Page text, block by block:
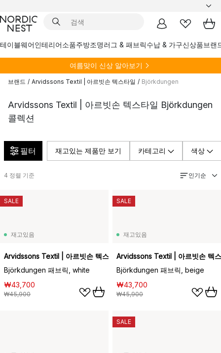
테이블웨어인테리어소품주방조명러그 & 패브릭수납 & 가구신상품브랜
여름맞이 신상 알아보기
브랜드 / Arvidssons Textil | 아르빗손 텍스타일 / Björkdungen
Arvidssons Textil | 아르빗손 텍스타일 Björkdungen
콜렉션
필터 재고있는 제품만 보기 카테고리 색상
4 정렬 기준 인기순
재고있음
Arvidssons Textil | 아르빗손 텍스타일
Björkdungen 패브릭, white
₩43,700
₩45,900
SALE
재고있음
Arvidssons Textil | 아르빗손 텍
Björkdungen 패브릭, beige
₩43,700
₩45,900
SALE
SALE